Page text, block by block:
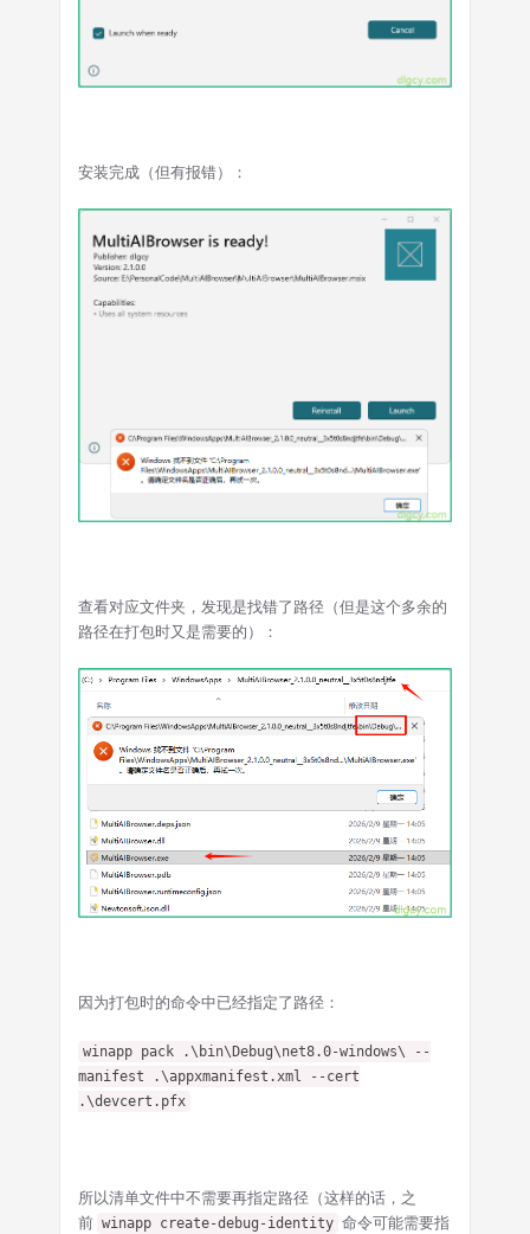
安装完成（但有报错）：
查看对应文件夹，发现是找错了路径（但是这个多余的
路径在打包时又是需要的）：
因为打包时的命令中已经指定了路径：
winapp pack .\bin\Debug\net8.0-windows\ --
manifest .\appxmanifest.xml --cert
.\devcert.pfx
所以清单文件中不需要再指定路径（这样的话，之
前 winapp create-debug-identity 命令可能需要指